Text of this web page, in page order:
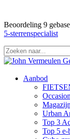
Beoordeling 9
5-sterrenspecialist
Aanbod
Urban
Top 3
Top 5 e-